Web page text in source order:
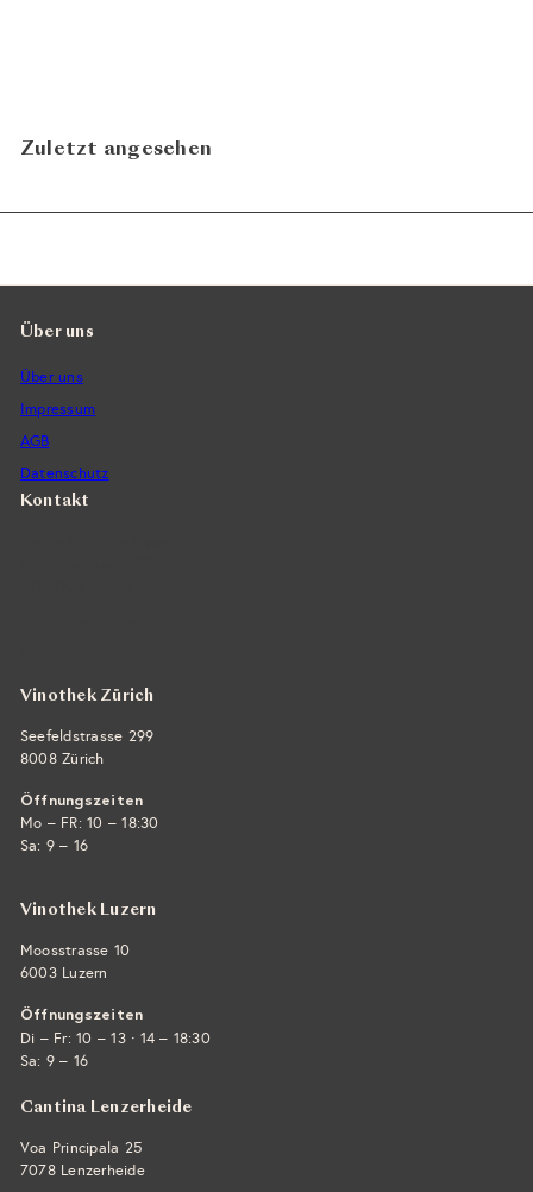
Zuletzt angesehen
Über uns
Über uns
Impressum
AGB
Datenschutz
Kontakt
Vinothek Zürich
Seefeldstrasse 299
8008 Zürich
Öffnungszeiten
Mo – FR: 10 – 18:30
Sa: 9 – 16
Vinothek Luzern
Moosstrasse 10
6003 Luzern
Öffnungszeiten
Di – Fr: 10 – 13 · 14 – 18:30
Sa: 9 – 16
Cantina Lenzerheide
Voa Principala 25
7078 Lenzerheide